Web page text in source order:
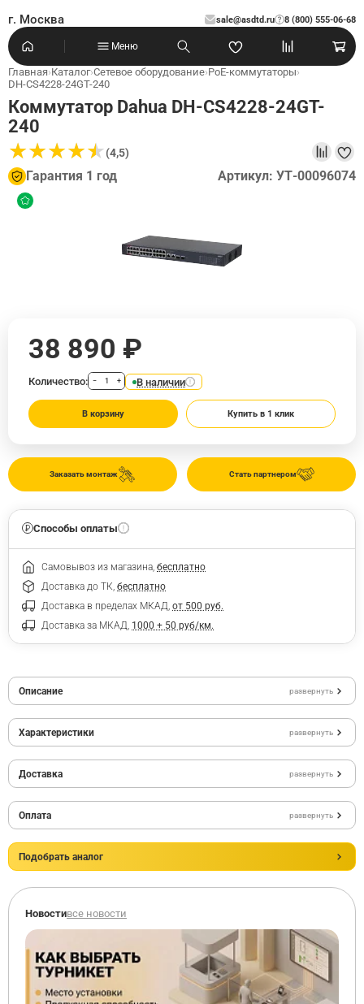
г. Москва sale@asdtd.ru 8 (800) 555-06-68
?
Меню
Главная›Каталог›Сетевое оборудование›PoE-коммутаторы›
DH-CS4228-24GT-240
Коммутатор Dahua DH-CS4228-24GT-
240
★★★★★
★★★★★(4,5)
Гарантия 1 год Артикул: УТ-00096074
Стать партнером
Заказать монтаж
38 890 ₽
Количество: − + В наличии
В корзину Купить в 1 клик
Способы оплаты
Самовывоз из магазина, бесплатно
Доставка до ТК, бесплатно
Доставка в пределах МКАД, от 500 руб.
Доставка за МКАД, 1000 + 50 руб/км.
Описание развернуть
Характеристики развернуть
Доставка развернуть
Оплата развернуть
Подобрать аналог
Новостивсе новости